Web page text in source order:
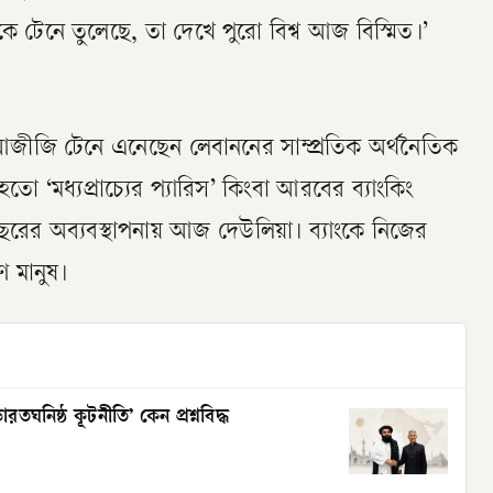
টেনে তুলেছে, তা দেখে পুরো বিশ্ব আজ বিস্মিত।’
টেনে এনেছেন লেবাননের সাম্প্রতিক অর্থনৈতিক
‘মধ্যপ্রাচ্যের প্যারিস’ কিংবা আরবের ব্যাংকিং
অব্যবস্থাপনায় আজ দেউলিয়া। ব্যাংকে নিজের
মানুষ।
কূটনীতি’ কেন প্রশ্নবিদ্ধ